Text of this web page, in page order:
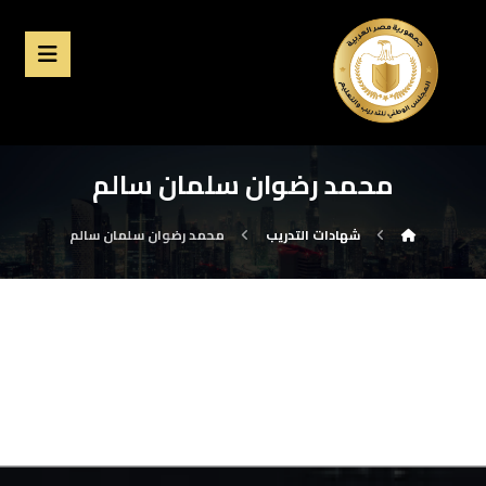
محمد رضوان سلمان سالم
شهادات التدريب محمد رضوان سلمان سالم